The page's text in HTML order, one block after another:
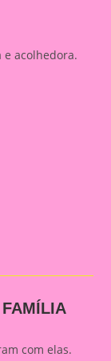
acolhedora.
com elas.